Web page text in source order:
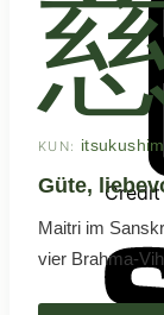
KUN:
Güte,
Maitri im
vier Brahma-